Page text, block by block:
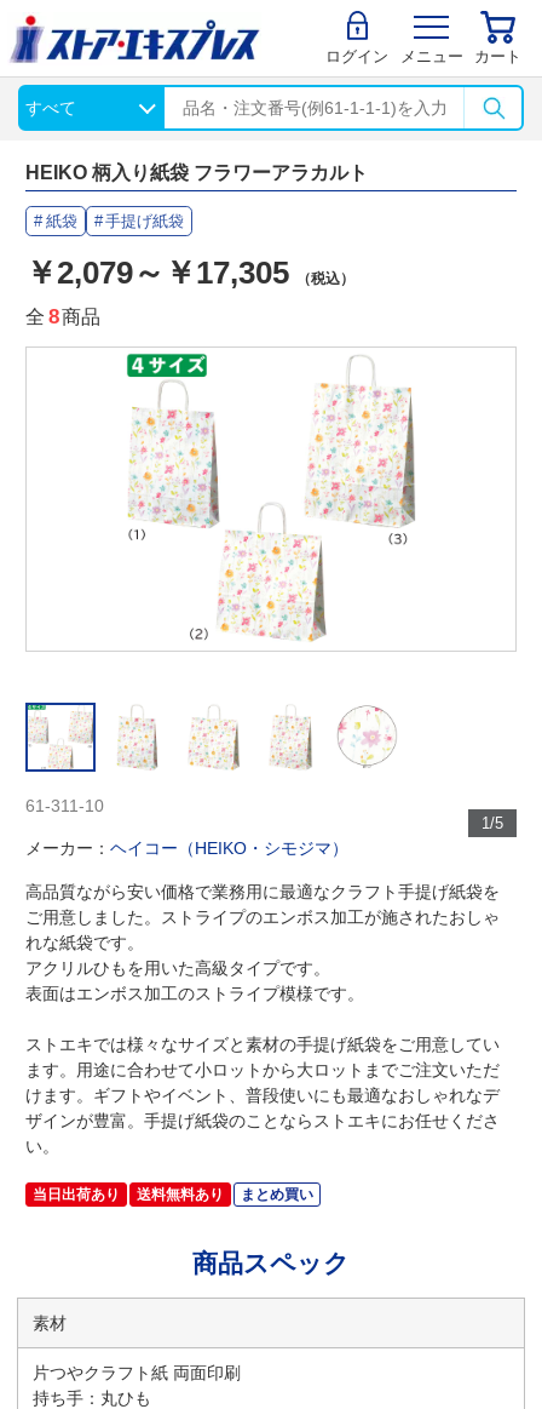
ログイン メニュー カート
HEIKO 柄入り紙袋 フラワーアラカルト
紙袋 手提げ紙袋
￥2,079～￥17,305 （税込）
全 8商品
1/5
61-311-10
メーカー：ヘイコー（HEIKO・シモジマ）
高品質ながら安い価格で業務用に最適なクラフト手提げ紙袋を
ご用意しました。ストライプのエンボス加工が施されたおしゃ
れな紙袋です。
アクリルひもを用いた高級タイプです。
表面はエンボス加工のストライプ模様です。
ストエキでは様々なサイズと素材の手提げ紙袋をご用意してい
ます。用途に合わせて小ロットから大ロットまでご注文いただ
けます。ギフトやイベント、普段使いにも最適なおしゃれなデ
ザインが豊富。手提げ紙袋のことならストエキにお任せくださ
い。
当日出荷あり 送料無料あり まとめ買い
商品スペック
素材
片つやクラフト紙 両面印刷
持ち手：丸ひも